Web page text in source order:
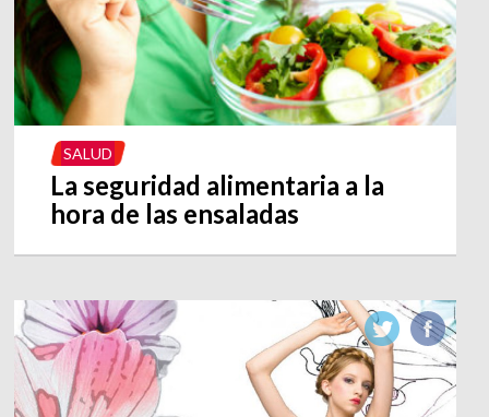
SALUD
La seguridad alimentaria a la
hora de las ensaladas